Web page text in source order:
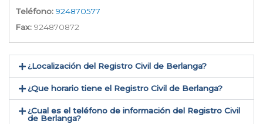
Teléfono: 924870577
Fax: 924870872
¿Localización del Registro Civil de Berlanga​?
¿Que horario tiene el Registro Civil de Berlanga?
¿Cual es el teléfono de información del Registro Civil
de Berlanga​?